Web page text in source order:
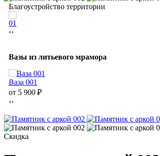
Благоустройство территории
01
‹›
Вазы из литьевого мрамора
Ваза 001
от 5 900 ₽
‹›
Скидка